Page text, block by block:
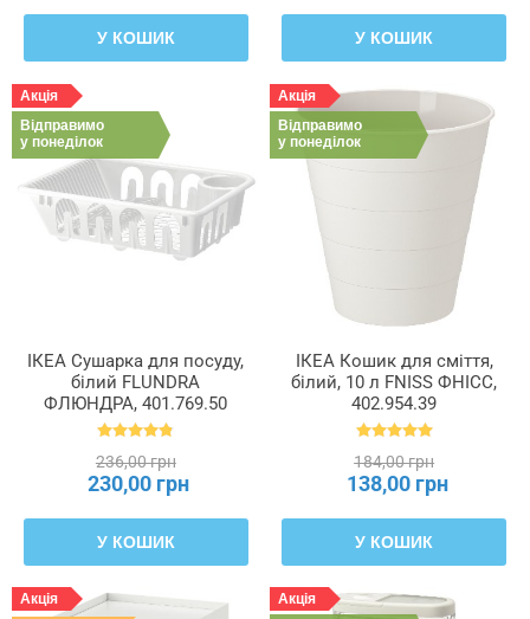
У КОШИК У КОШИК
Акція
Відправимо
у понеділок
ІКЕА Сушарка для посуду,
білий FLUNDRA
ФЛЮНДРА, 401.769.50
236,00 грн
230,00 грн
У КОШИК
Акція
Відправимо
у понеділок
ІКЕА Кошик для сміття,
білий, 10 л FNISS ФНІСС,
402.954.39
184,00 грн
138,00 грн
У КОШИК
Акція
Акція